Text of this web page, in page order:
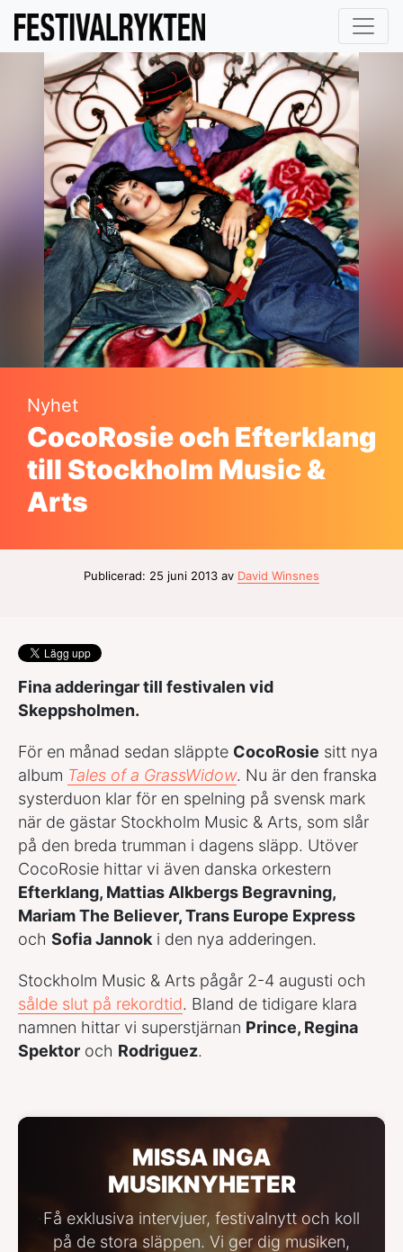
Nyhet
CocoRosie och Efterklang
till Stockholm Music &
Arts
Publicerad: 25 juni 2013 av David Winsnes
Fina adderingar till festivalen vid
Skeppsholmen.
För en månad sedan släppte CocoRosie sitt nya
album Tales of a GrassWidow. Nu är den franska
systerduon klar för en spelning på svensk mark
när de gästar Stockholm Music & Arts, som slår
på den breda trumman i dagens släpp. Utöver
CocoRosie hittar vi även danska orkestern
Efterklang, Mattias Alkbergs Begravning,
Mariam The Believer, Trans Europe Express
och Sofia Jannok i den nya adderingen.
Stockholm Music & Arts pågår 2-4 augusti och
sålde slut på rekordtid. Bland de tidigare klara
namnen hittar vi superstjärnan Prince, Regina
Spektor och Rodriguez.
MISSA INGA
MUSIKNYHETER
Få exklusiva intervjuer, festivalnytt och koll
på de stora släppen. Vi ger dig musiken,